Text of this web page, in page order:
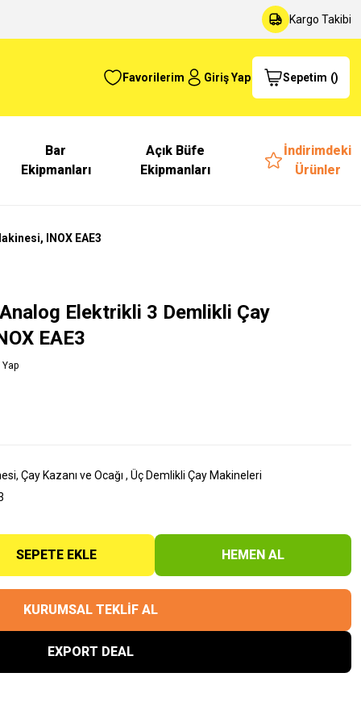
Kargo Takibi
Favorilerim Giriş Yap Sepetim ()
Bar
Ekipmanları
Açık Büfe
Ekipmanları
İndirimdeki
Ürünler
INOX EAE3
Elektrikli 3 Demlikli Çay
EAE3
Çay Kazanı ve Ocağı , Üç Demlikli Çay Makineleri
SEPETE EKLE HEMEN AL
KURUMSAL TEKLİF AL
EXPORT DEAL